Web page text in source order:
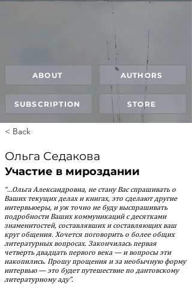
ABOUT AUTHORS
SUBSCRIPTION STORE
< Back
Ольга Седакова
Участие в мироздании
“…Ольга Александровна, не стану Вас спрашивать о
Ваших те­ку­щих делах и книгах, это сделают другие
интервьюеры, и уж точ­но не буду выспрашивать
подробности Ваших коммуникаций с десятками
знаменитос­тей, составлявших и составляющих ваш
круг общения. Хочется поговорить о более общих
ли­те­ра­турных вопросах. Закончилась первая
четверть двад­цать пер­вого века — и вопросы эти
накопились. Прошу прощения и за не­обыч­ную форму
интервью — это будет путешествие по дан­тов­ско­му
литературному аду”.